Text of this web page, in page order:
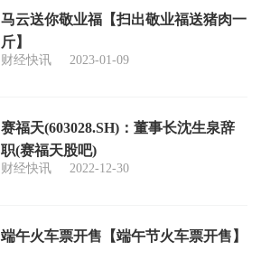
马云送你敬业福【扫出敬业福送猪肉一
斤】
财经快讯 2023-01-09
赛福天(603028.SH)：董事长沈生泉辞
职(赛福天股吧)
财经快讯 2022-12-30
端午火车票开售【端午节火车票开售】